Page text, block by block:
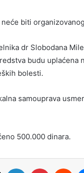
biti
dr Slobodana
budu uplaćena
bolesti.
samouprava
500.000 dinara.
LinkedIn Pinterest